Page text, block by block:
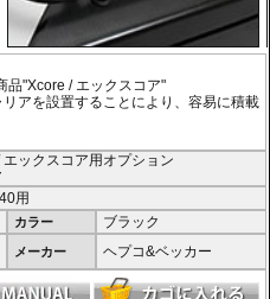
品"Xcore / エックスコア"
アを設置することにより、容易に積載
ックスコア用オプション
用
カラー ブラック
メーカー ヘプコ&ベッカー